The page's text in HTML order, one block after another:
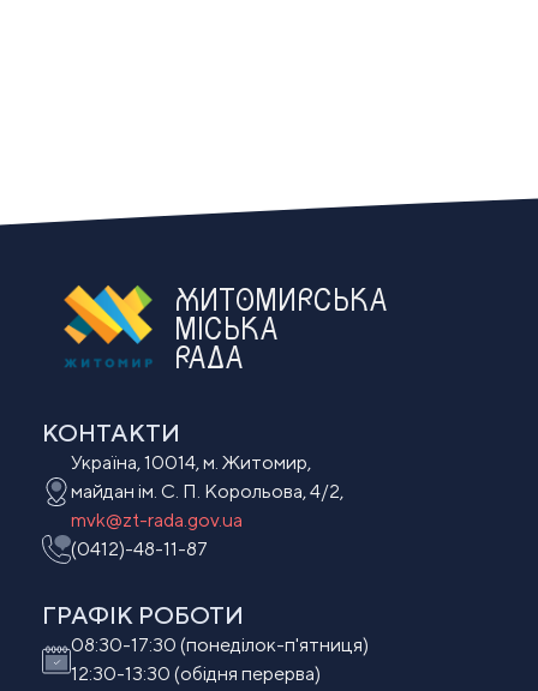
ЖИТОМИРСЬКА
МІСЬКА
РАДА
КОНТАКТИ
Україна, 10014, м. Житомир,
майдан ім. С. П. Корольова, 4/2,
mvk@zt-rada.gov.ua
(0412)-48-11-87
ГРАФІК РОБОТИ
08:30-17:30 (понеділок-п'ятниця)
12:30-13:30 (обідня перерва)